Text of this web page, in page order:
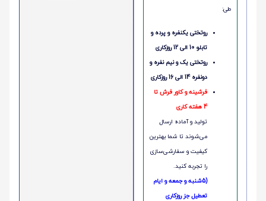
طی:
روتختی یکنفره و پرده و
تابلو 10 الی 12 روزکاری
روتختی یک و نیم نفره و
دونفره 14 الی 16 روزکاری
فرشینه و کاور فرش تا
4 هفته کاری
تولید و آماده ارسال
می‌شوند تا شما بهترین
کیفیت و سفارشی‌سازی
را تجربه کنید.
(5شنبه و جمعه و ایام
تعطیل جز روزکاری